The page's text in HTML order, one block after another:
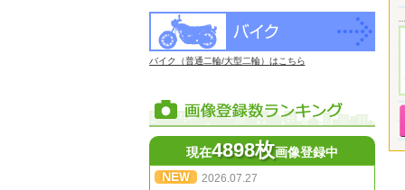
バイク（普通二輪/大型二輪）はこちら
現在4898枚画像登録中
2026.07.27